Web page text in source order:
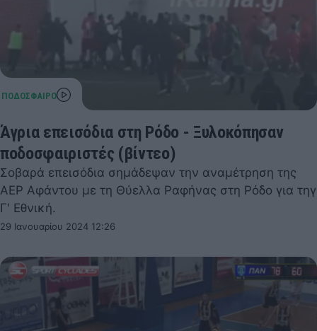
Άγρια επεισόδια στη Ρόδο - Ξυλοκόπησαν
ποδοσφαιριστές (βίντεο)
Σοβαρά επεισόδια σημάδεψαν την αναμέτρηση της
ΑΕΡ Αφάντου με τη Θύελλα Ραφήνας στη Ρόδο για τηγ
Γ' Εθνική.
29 Ιανουαρίου 2024 12:26